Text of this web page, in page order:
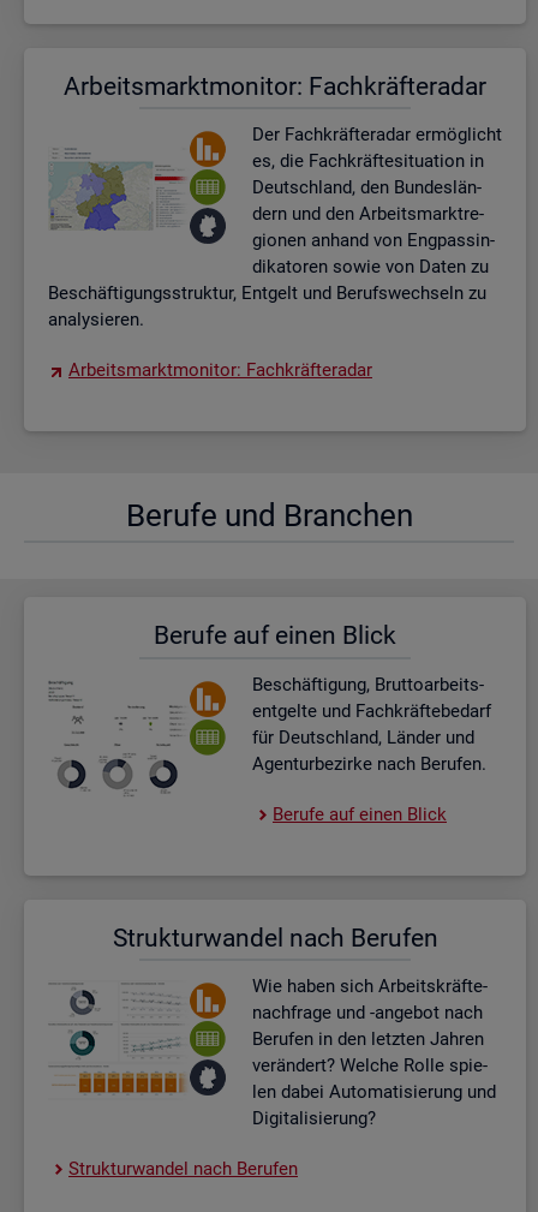
Ar­beits­markt­mo­ni­tor: Fach­kräf­te­ra­dar
Der Fach­kräf­te­ra­dar er­mög­licht
es, die Fach­kräf­te­si­tua­ti­on in
Deutsch­land, den Bun­des­län­
dern und den Ar­beits­markt­re­
gio­nen an­hand von Eng­pas­sin­
di­ka­to­ren sowie von Daten zu
Be­schäf­ti­gungs­struk­tur, Ent­gelt und Be­rufs­wech­seln zu
ana­ly­sie­ren.
Ar­beits­markt­mo­ni­tor: Fach­kräf­te­ra­dar
Be­ru­fe und Bran­chen
Be­ru­fe auf einen Blick
Be­schäf­ti­gung, Brut­to­ar­beits­
ent­gel­te und Fach­kräf­te­be­darf
für Deutsch­land, Län­der und
Agen­tur­be­zir­ke nach Be­ru­fen.
Be­ru­fe auf einen Blick
Struk­tur­wan­del nach Be­ru­fen
Wie haben sich Ar­beits­kräf­te­
nach­fra­ge und -an­ge­bot nach
Be­ru­fen in den letz­ten Jah­ren
ver­än­dert? Wel­che Rolle spie­
len dabei Au­to­ma­ti­sie­rung und
Di­gi­ta­li­sie­rung?
Struk­tur­wan­del nach Be­ru­fen